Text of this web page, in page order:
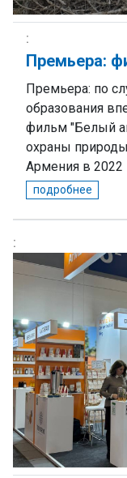
Премьера:
Премьера: по
образования
фильм "Белый
охраны
Армения в 2022
подробнее